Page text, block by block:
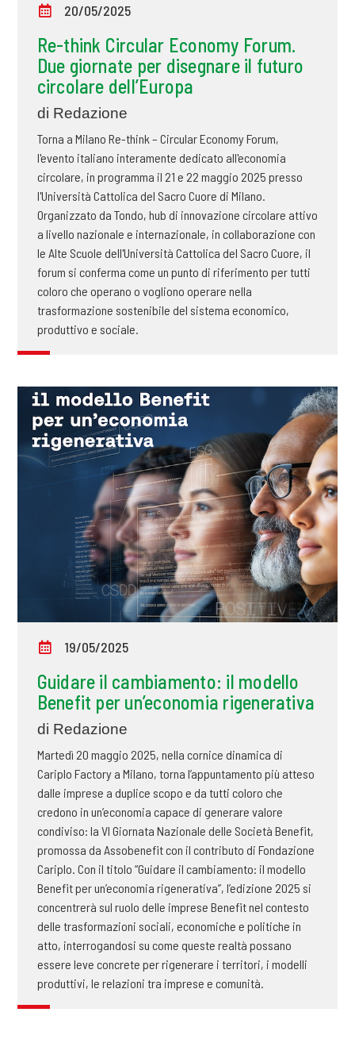
20/05/2025
Re-think Circular Economy Forum.
Due giornate per disegnare il futuro
circolare dell’Europa
di Redazione
Torna a Milano Re-think – Circular Economy Forum,
l'evento italiano interamente dedicato all'economia
circolare, in programma il 21 e 22 maggio 2025 presso
l'Università Cattolica del Sacro Cuore di Milano.
Organizzato da Tondo, hub di innovazione circolare attivo
a livello nazionale e internazionale, in collaborazione con
le Alte Scuole dell'Università Cattolica del Sacro Cuore, il
forum si conferma come un punto di riferimento per tutti
coloro che operano o vogliono operare nella
trasformazione sostenibile del sistema economico,
produttivo e sociale.
19/05/2025
Guidare il cambiamento: il modello
Benefit per un’economia rigenerativa
di Redazione
Martedì 20 maggio 2025, nella cornice dinamica di
Cariplo Factory a Milano, torna l’appuntamento più atteso
dalle imprese a duplice scopo e da tutti coloro che
credono in un’economia capace di generare valore
condiviso: la VI Giornata Nazionale delle Società Benefit,
promossa da Assobenefit con il contributo di Fondazione
Cariplo. Con il titolo “Guidare il cambiamento: il modello
Benefit per un’economia rigenerativa”, l’edizione 2025 si
concentrerà sul ruolo delle imprese Benefit nel contesto
delle trasformazioni sociali, economiche e politiche in
atto, interrogandosi su come queste realtà possano
essere leve concrete per rigenerare i territori, i modelli
produttivi, le relazioni tra imprese e comunità.